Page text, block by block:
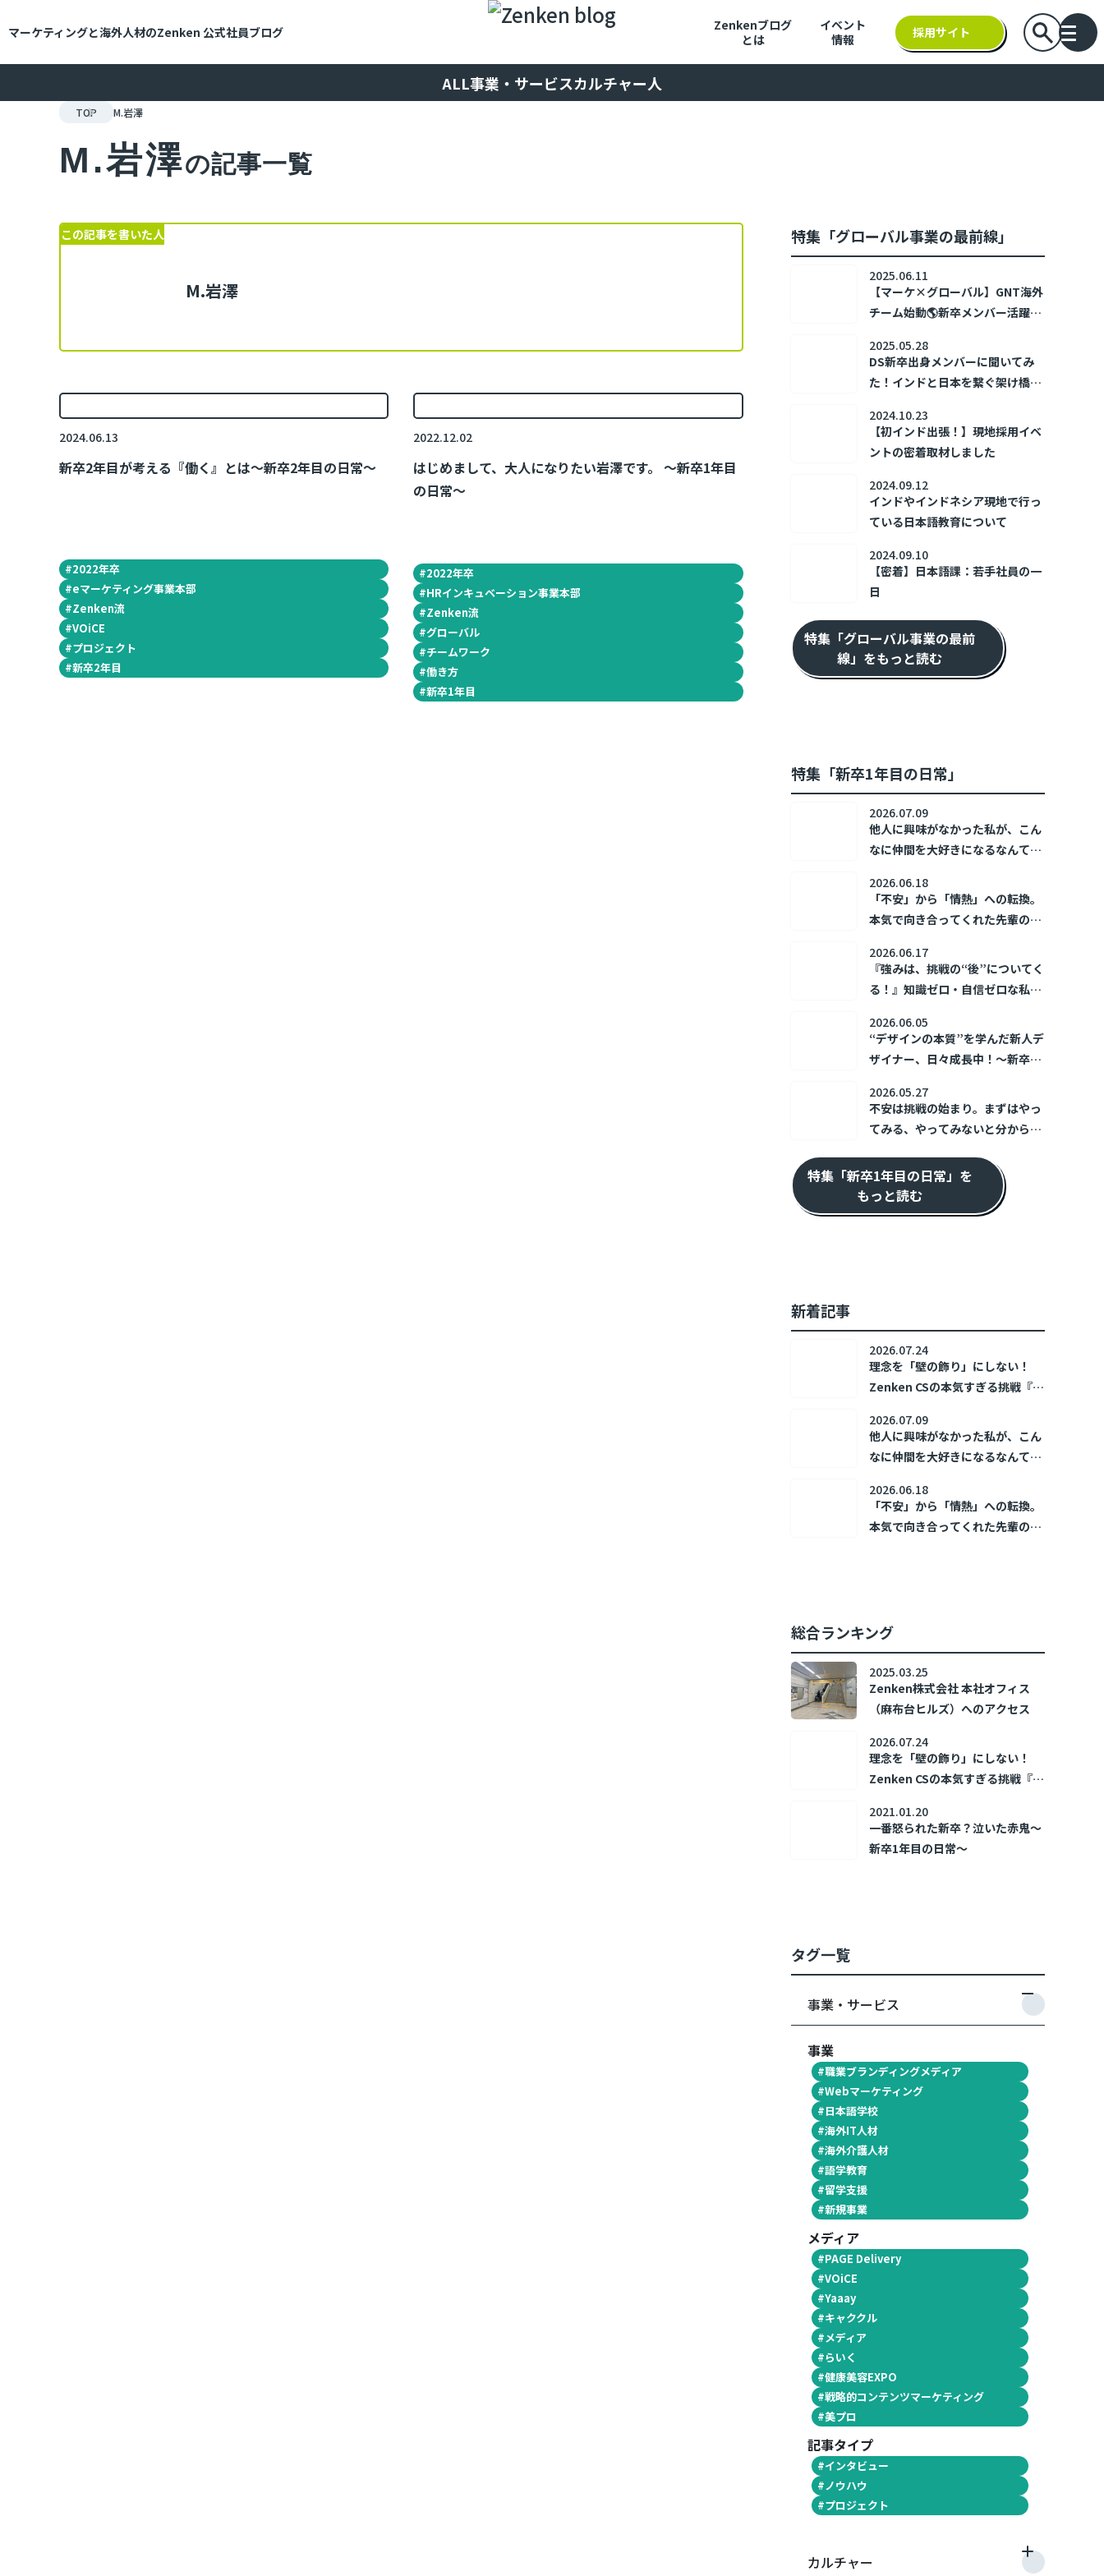
マーケティングと海外人材のZenken 公式社員ブログ
Zenkenブログ
とは
イベント
情報
採用サイト 検索バーを
バ
ALL事業・サービスカルチャー人
TOP M.岩澤
M.岩澤の記事一覧
この記事を書いた人
M.岩澤
新卒2年目が考える『働く』とは～新卒2年目の日常～
2024.06.13
#2022年卒
#eマーケティング事業本部
#Zenken流
#VOiCE
#プロジェクト
#新卒2年目
はじめまして、大人になりたい岩澤です。 ～新卒1年目
の日常～
2022.12.02
#2022年卒
#HRインキュベーション事業本部
#Zenken流
#グローバル
#チームワーク
#働き方
#新卒1年目
特集「グローバル事業の最前線」
【マーケ×グローバル】GNT海外
チーム始動🌎新卒メンバー活躍中
2025.06.11
DS新卒出身メンバーに聞いてみ
た！インドと日本を繋ぐ架け橋、
ところ？
2025.05.28
【初インド出張！】現地採用イベ
ントの密着取材しました
2024.10.23
インドやインドネシア現地で行っ
ている日本語教育について
2024.09.12
【密着】日本語課：若手社員の一
日
2024.09.10
特集「グローバル事業の最前
線」をもっと読む
特集「新卒1年目の日常」
他人に興味がなかった私が、こん
なに仲間を大好きになるなんて！
2026.07.09
「不安」から「情熱」への転換。
本気で向き合ってくれた先輩の存
加速させた。 ～新卒1年目の日常
～
2026.06.18
『強みは、挑戦の“後”についてく
る！』知識ゼロ・自信ゼロな私の
常～
2026.06.17
“デザインの本質”を学んだ新人デ
ザイナー、日々成長中！～新卒1
2026.06.05
不安は挑戦の始まり。まずはやっ
てみる、やってみないと分からな
2026.05.27
特集「新卒1年目の日常」を
もっと読む
新着記事
理念を「壁の飾り」にしない！
Zenken CSの本気すぎる挑戦『ホ
2026.07.24
他人に興味がなかった私が、こん
なに仲間を大好きになるなんて！
2026.07.09
「不安」から「情熱」への転換。
本気で向き合ってくれた先輩の存
2026.06.18
総合ランキング
Zenken株式会社 本社オフィス
（麻布台ヒルズ）へのアクセス
2025.03.25
理念を「壁の飾り」にしない！
Zenken CSの本気すぎる挑戦『ホ
2026.07.24
一番怒られた新卒？泣いた赤鬼～
新卒1年目の日常～
2021.01.20
タグ一覧
事業・サービス
事業
#職業ブランディングメディア
#Webマーケティング
#日本語学校
#海外IT人材
#海外介護人材
#語学教育
#留学支援
#新規事業
メディア
#PAGE Delivery
#VOiCE
#Yaaay
#キャククル
#メディア
#らいく
#健康美容EXPO
#戦略的コンテンツマーケティング
#美プロ
記事タイプ
#インタビュー
#ノウハウ
#プロジェクト
カルチャー